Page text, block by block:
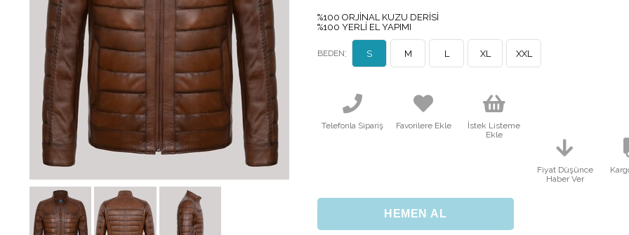
%100 ORJİNAL KUZU DERİSİ
%100 YERLİ EL YAPIMI
BEDEN: S M L XL XXL
Telefonla Sipariş Favorilere Ekle
İstek Listeme
Ekle
Fiyat Düşünce
Haber Ver